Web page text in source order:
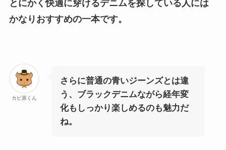
とにかく快適に穿けるデニムを探している人には
かなりおすすめの一本です。
カピ原くん
さらに普通の青いジーンズとは違
う、ブラックデニムながら経年変
化もしっかり楽しめるのも魅力だ
ね。